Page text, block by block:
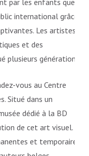
par les enfants que
international grâce
Les artistes
et des
générations.
vous au Centre
Situé dans un
dédié à la BD
de cet art visuel.
et temporaires